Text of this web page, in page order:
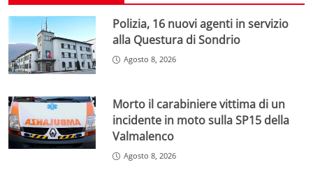
Polizia, 16 nuovi agenti in servizio
alla Questura di Sondrio
Agosto 8, 2026
Morto il carabiniere vittima di un
incidente in moto sulla SP15 della
Valmalenco
Agosto 8, 2026